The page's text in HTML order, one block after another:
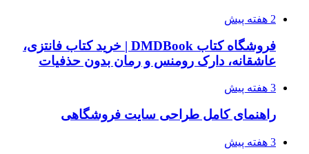
2 هفته پیش
فروشگاه کتاب DMDBook | خرید کتاب فانتزی،
عاشقانه، دارک رومنس و رمان بدون حذفیات
3 هفته پیش
راهنمای کامل طراحی سایت فروشگاهی
3 هفته پیش